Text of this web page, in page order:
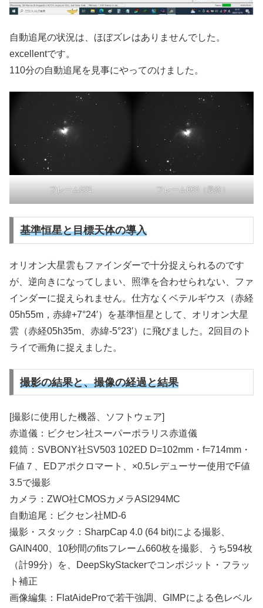
自動追尾の状況は、ほぼズレはありませんでした。
excellentです。
110分の自動追尾を見事にやってのけました。
フレーム001 フレーム660（最終）
基準恒星と目標天体の導入
オリオン大星雲もファインダーで十分捉えられるのです
が、逆向きになってしまい、照準を合わせられない、ファ
インダーに捉えられません。仕方なくベテルギウス（赤経
05h55m，赤緯+7°24′）を基準恒星として、オリオン大星
雲（赤経05h35m、赤緯-5°23′）に飛びました。2回目のト
ライで画角に捉えました。
撮影の結果と、撮像の経過と結果
[撮影に使用した機器、ソフトウェア]
赤道儀：ビクセン社スーパーポラリス赤道儀
鏡筒：SVBONY社SV503 102ED D=102mm・f=714mm・
F値７、EDアポクロマート、×0.5レデューサー使用でF値
3.5で撮影
カメラ：ZWO社CMOSカメラASI294MC
自動追尾：ビクセン社MD-6
撮影・スタック：SharpCap 4.0 (64 bit)による撮影、
GAIN400、10秒間のfitsフレーム660枚を撮影、うち594枚
（計99分）を、DeepSkyStackerでコンポジット・フラッ
ト補正
画像編集：FlatAideProで若干強調、GIMPによる色レベル